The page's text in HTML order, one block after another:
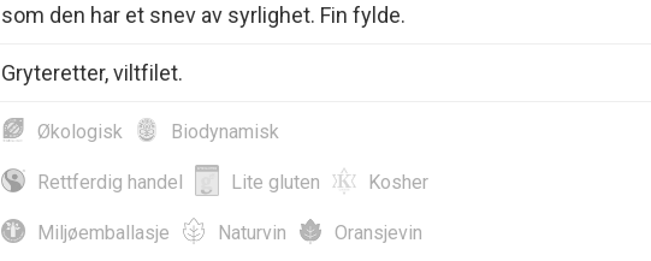
som den har et snev av syrlighet. Fin fylde.
Gryteretter, viltfilet.
Økologisk Biodynamisk
Rettferdig handel Lite gluten Kosher
Miljøemballasje Naturvin Oransjevin